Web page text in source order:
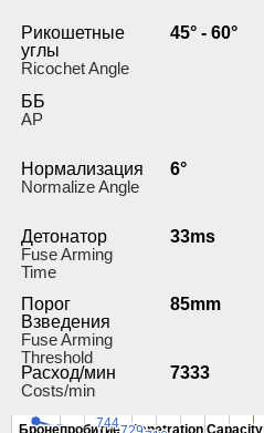
Рикошетные
углы
Ricochet Angle
45° - 60°
ББ
AP
Нормализация
Normalize Angle
6°
Детонатор
Fuse Arming
Time
33ms
Порог
Взведения
Fuse Arming
Threshold
85mm
Расход/мин
Costs/min
7333
744
744